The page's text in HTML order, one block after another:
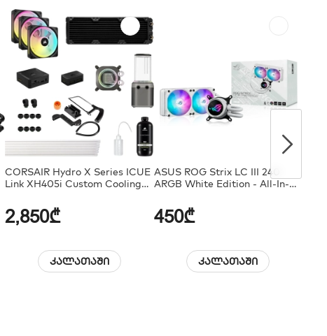
CORSAIR Hydro X Series ICUE
Link XH405i Custom Cooling
2,850₾
კალათაში
ASUS ROG Strix LC III 240
ARGB White Edition - All-In-
450₾
კალათაში